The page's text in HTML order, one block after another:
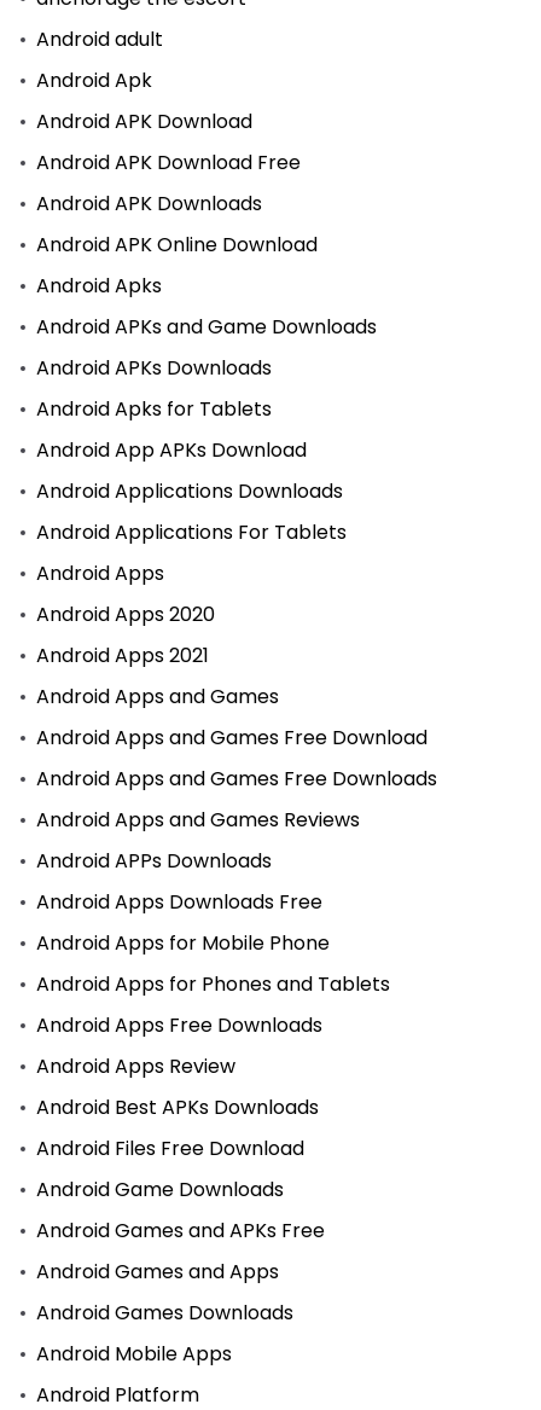
Android adult
Android Apk
Android APK Download
Android APK Download Free
Android APK Downloads
Android APK Online Download
Android Apks
Android APKs and Game Downloads
Android APKs Downloads
Android Apks for Tablets
Android App APKs Download
Android Applications Downloads
Android Applications For Tablets
Android Apps
Android Apps 2020
Android Apps 2021
Android Apps and Games
Android Apps and Games Free Download
Android Apps and Games Free Downloads
Android Apps and Games Reviews
Android APPs Downloads
Android Apps Downloads Free
Android Apps for Mobile Phone
Android Apps for Phones and Tablets
Android Apps Free Downloads
Android Apps Review
Android Best APKs Downloads
Android Files Free Download
Android Game Downloads
Android Games and APKs Free
Android Games and Apps
Android Games Downloads
Android Mobile Apps
Android Platform